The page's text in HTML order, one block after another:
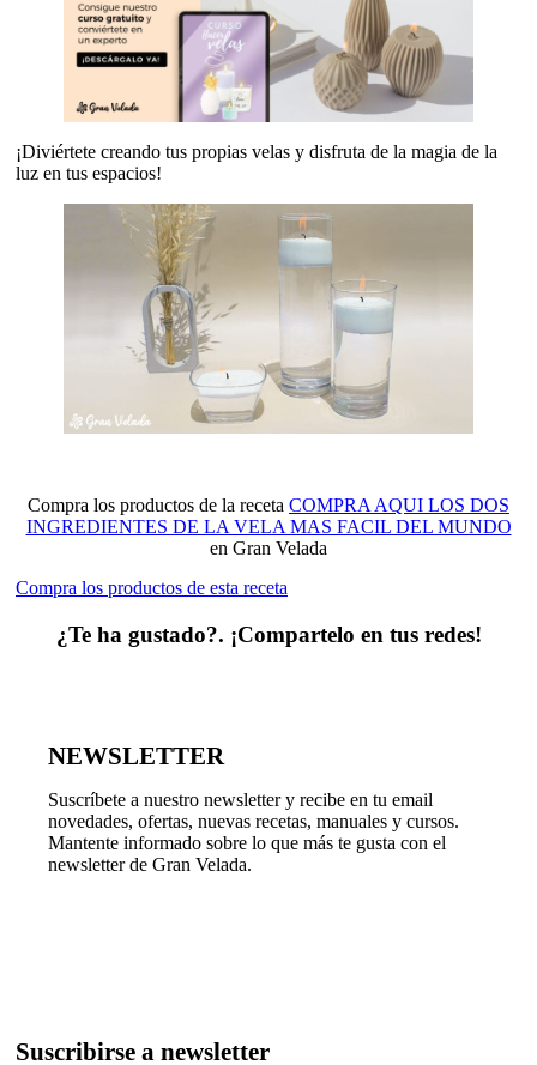
¡Diviértete creando tus propias velas y disfruta de la magia de la
luz en tus espacios!
Compra los productos de la receta COMPRA AQUI LOS DOS
INGREDIENTES DE LA VELA MAS FACIL DEL MUNDO
en Gran Velada
Compra los productos de esta receta
¿Te ha gustado?. ¡Compartelo en tus redes!
NEWSLETTER
Suscríbete a nuestro newsletter y recibe en tu email
novedades, ofertas, nuevas recetas, manuales y cursos.
Mantente informado sobre lo que más te gusta con el
newsletter de Gran Velada.
Suscribirse a newsletter